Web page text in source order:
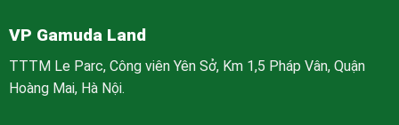
VP Gamuda Land
TTTM Le Parc, Công viên Yên Sở, Km 1,5 Pháp Vân, Quận
Hoàng Mai, Hà Nội.